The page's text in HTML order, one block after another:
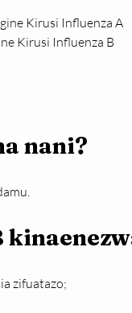
Kirusi Influenza A
Kirusi Influenza B
nani?
zifuatazo;